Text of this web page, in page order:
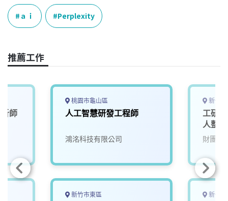
c
e
b
o
k
e
r
e
a
n
k
e
n
k
ａｉ Perplexity
推薦工作
師
桃園市龜山區
人工智慧研發工程師
鴻洺科技有限公司
新竹市東區
新竹
工研
人整
財團法
新竹